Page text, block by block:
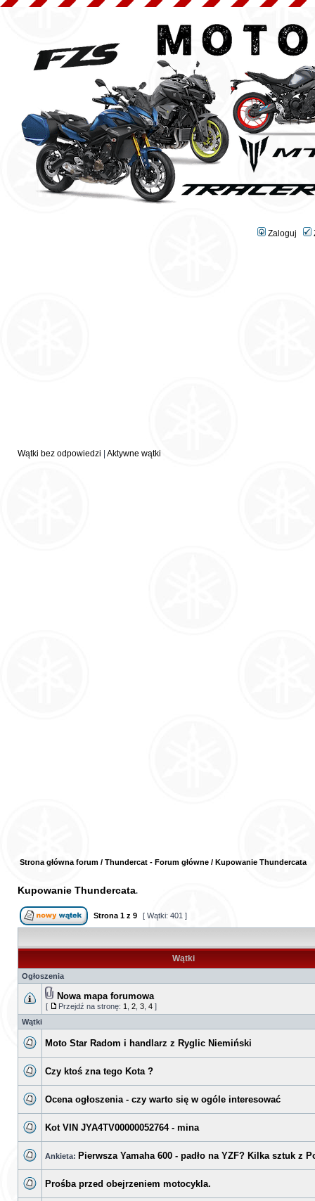
Zaloguj
Wątki bez odpowiedzi Aktywne wątki
Strona główna forum / Thundercat - Forum główne / Kupowanie Thundercata
Kupowanie Thundercata
Strona 1 z 9 [ Wątki: 401 ]
Wątki
Ogłoszenia
Nowa mapa forumowa
[ Przejdź na stronę: 1 2 3 4 ]
Wątki
Moto Star Radom i handlarz z Ryglic Niemiński
Czy ktoś zna tego Kota ?
Ocena ogłoszenia - czy warto się w ogóle interesować
Kot VIN JYA4TV00000052764 - mina
Ankieta: Pierwsza Yamaha 600 - padło na YZF? Kilka sztuk z
Prośba przed obejrzeniem motocykla.